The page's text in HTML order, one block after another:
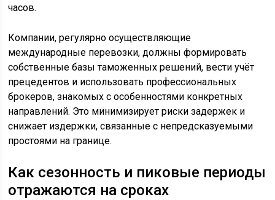
часов.
Компании, регулярно осуществляющие
международные перевозки, должны формировать
собственные базы таможенных решений, вести учёт
прецедентов и использовать профессиональных
брокеров, знакомых с особенностями конкретных
направлений. Это минимизирует риски задержек и
снижает издержки, связанные с непредсказуемыми
простоями на границе.
Как сезонность и пиковые периоды
отражаются на сроках